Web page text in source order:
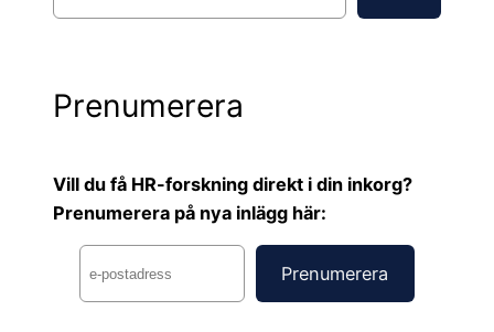
Prenumerera
Vill du få HR-forskning direkt i din inkorg?
Prenumerera på nya inlägg här: